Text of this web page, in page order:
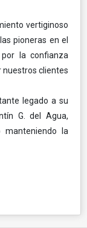
vertiginoso
pioneras en el
la confianza
nuestros clientes
legado a su
G. del Agua,
la